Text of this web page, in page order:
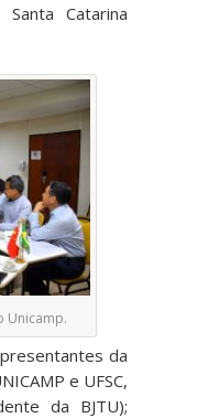
Catarina
Unicamp.
da
e UFSC,
da BJTU);